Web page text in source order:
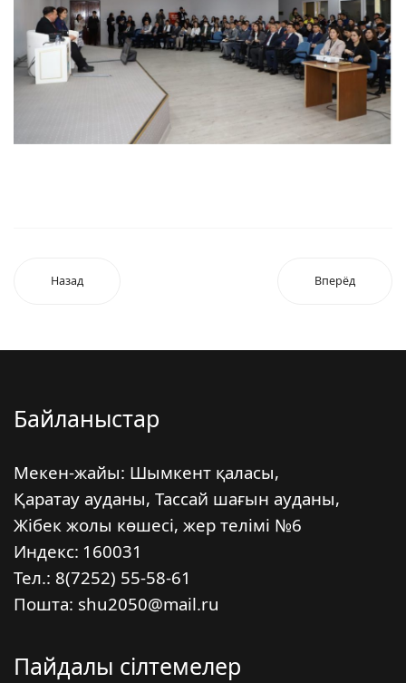
Назад Вперёд
Байланыстар
Мекен-жайы: Шымкент қаласы,
Қаратау ауданы, Тассай шағын ауданы,
Жібек жолы көшесі, жер телімі №6
Индекс: 160031
Тел.: 8(7252) 55-58-61
Пошта: shu2050@mail.ru
Пайдалы сілтемелер